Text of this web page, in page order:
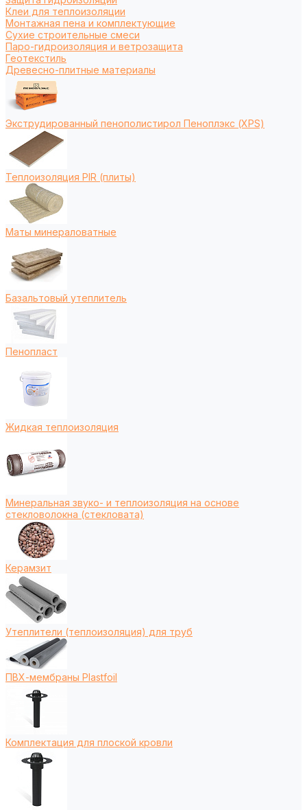
Клеи для теплоизоляции
Монтажная пена и комплектующие
Сухие строительные смеси
Паро-гидроизоляция и ветрозащита
Геотекстиль
Древесно-плитные материалы
Экструдированный пенополистирол Пеноплэкс (XPS)
Теплоизоляция PIR (плиты)
Маты минераловатные
Базальтовый утеплитель
Пенопласт
Жидкая теплоизоляция
Минеральная звуко- и теплоизоляция на основе
стекловолокна (стекловата)
Керамзит
Утеплители (теплоизоляция) для труб
ПВХ-мембраны Plastfoil
Комплектация для плоской кровли